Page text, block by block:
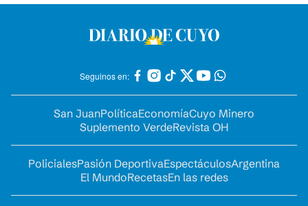
Seguinos en:
San JuanPolíticaEconomíaCuyo Minero
Suplemento VerdeRevista OH
PolicialesPasión DeportivaEspectáculosArgentina
El MundoRecetasEn las redes